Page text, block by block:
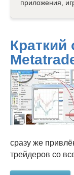
приложения,
Краткий
сразу же
трейдеров со